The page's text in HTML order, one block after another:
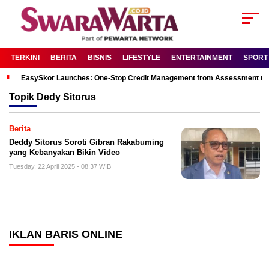
TERKINI BERITA BISNIS LIFESTYLE ENTERTAINMENT SPORT
EasySkor Launches: One-Stop Credit Management from Assessment
Topik Dedy Sitorus
Berita
Deddy Sitorus Soroti Gibran Rakabuming
yang Kebanyakan Bikin Video
Tuesday, 22 April 2025 - 08:37 WIB
IKLAN BARIS ONLINE